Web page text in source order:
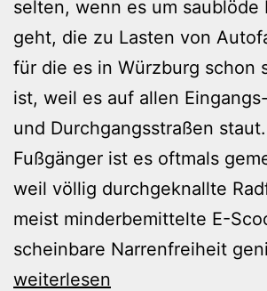
selten, wenn es um saublöde
geht, die zu Lasten von
für die es in Würzburg schon
ist, weil es auf allen
und Durchgangsstraßen
Fußgänger ist es oftmals
weil völlig durchgeknallte
meist minderbemittelte E-
scheinbare Narrenfreiheit
weiterlesen